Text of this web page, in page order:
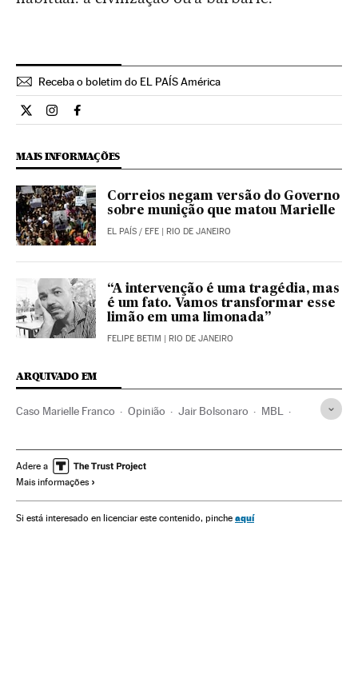
Receba o boletim do EL PAÍS América
Opiniao El País Brasil en Twitter
Opiniao El País Brasil en Instagram
Opiniao El País Brasil en Facebook
MAIS INFORMAÇÕES
Correios negam versão do Governo
sobre munição que matou Marielle
EL PAÍS / EFE | RIO DE JANEIRO
“A intervenção é uma tragédia, mas
é um fato. Vamos transformar esse
limão em uma limonada”
FELIPE BETIM | RIO DE JANEIRO
ARQUIVADO EM
Caso Marielle Franco Opinião Jair Bolsonaro MBL
Casos judiciais Assassinatos
América Latina
Justiça Fake news Internet Telecomunicações
Adere a
Mais informações
Si está interesado en licenciar este contenido, pinche aquí